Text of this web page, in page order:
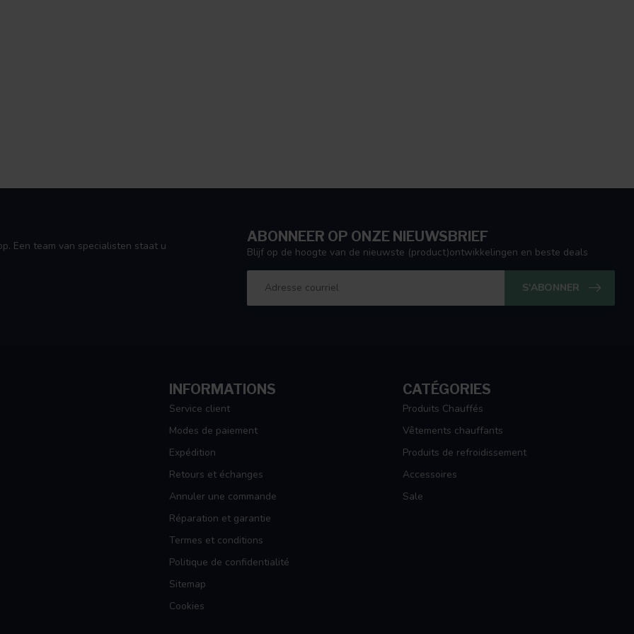
ook comfortabel in de winter blijven
van mijn vrouw. Heb afgelopen tijd al een
Zeker aan te raden!
handige dingen op zoals vizier trekkertje
in de winter.
Een team van specialisten staat u
ABONNEER OP ONZE NIEUWSBRIEF
Blijf op de hoogte van de nieuwste (product)ontwikkelingen en beste deals
S'ABONNER
INFORMATIONS
Service client
Modes de paiement
Expédition
Retours et échanges
Annuler une commande
Réparation et garantie
Termes et conditions
Politique de confidentialité
Sitemap
Cookies
CATÉGORIES
Produits Chauffés
Vêtements chauffants
Produits de refroidissement
Accessoires
Sale